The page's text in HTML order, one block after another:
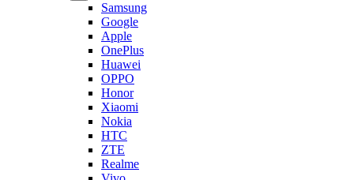
Samsung
Google
Apple
OnePlus
Huawei
OPPO
Honor
Xiaomi
Nokia
HTC
ZTE
Realme